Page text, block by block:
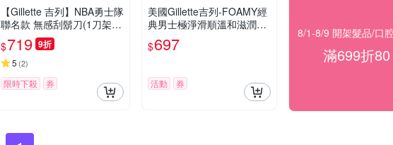
【Gillette 吉列】NBA勇士隊
聯名款 無感刮鬍刀(1刀架4
刀頭1底座)
$719 9折
5 (2)
限時下殺 券
美國Gillette吉列-FOAMY經
典男士極淨滑順溫和滋潤刮
鬍泡311g/瓶(軟化鬍根刮除
鬍鬚修容泡沫,舒緩保養臉部
鬍劑)
$697
活動 券
滿699折80